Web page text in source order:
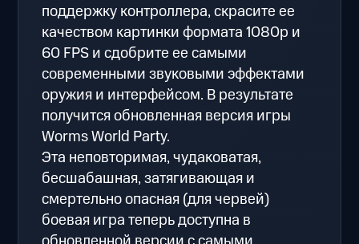
поддержку контроллера, скрасите ее
качеством картинки формата 1080p и
60 FPS и сдобрите ее самыми
современными звуковыми эффектами
оружия и интерфейсом. В результате
получится обновленная версия игры
Worms World Party.
Эта неповторимая, чудаковатая,
бесшабашная, затягивающая и
смертельно опасная (для червей)
боевая игра теперь доступна в